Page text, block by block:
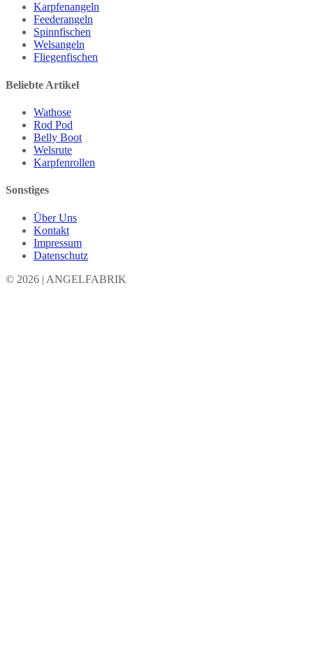
Karpfenangeln
Feederangeln
Spinnfischen
Welsangeln
Fliegenfischen
Beliebte Artikel
Wathose
Rod Pod
Belly Boot
Welsrute
Karpfenrollen
Sonstiges
Über Uns
Kontakt
Impressum
Datenschutz
© 2026 | ANGELFABRIK